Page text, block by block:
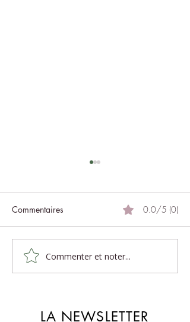
Massage, un voyage
intérieur
Commentaires 0.0/5 (0)
Commenter et noter...
LA NEWSLETTER